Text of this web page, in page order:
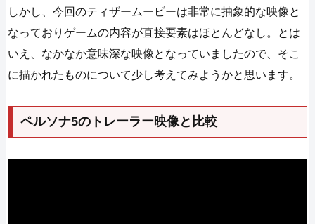
しかし、今回のティザームービーは非常に抽象的な映像と
なっておりゲームの内容が直接要素はほとんどなし。とは
いえ、なかなか意味深な映像となっていましたので、そこ
に描かれたものについて少し考えてみようかと思います。
ペルソナ5のトレーラー映像と比較